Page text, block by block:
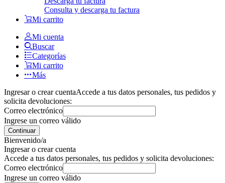
Consulta y descarga tu factura
Mi carrito
Mi cuenta
Buscar
Categorías
Mi carrito
Más
Ingresar o crear cuentaAccede a tus datos personales, tus pedidos y
solicita devoluciones:
Correo electrónico
Ingrese un correo válido
Continuar
Bienvenido/a
Ingresar o crear cuenta
Accede a tus datos personales, tus pedidos y solicita devoluciones:
Correo electrónico
Ingrese un correo válido